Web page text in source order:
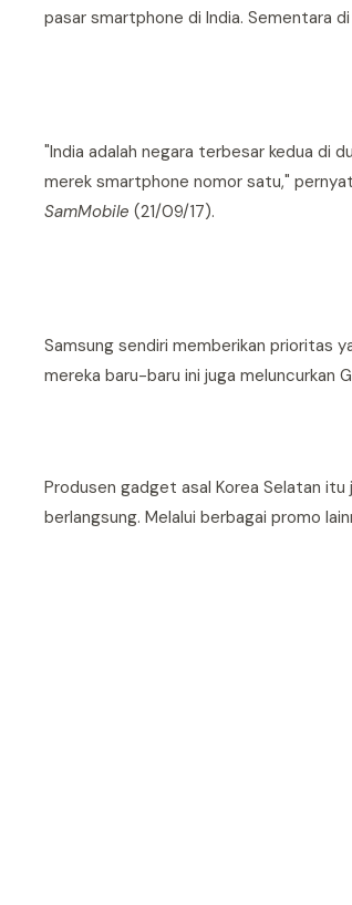
pasar smartphone di India. Sementara
"India adalah negara terbesar kedua di
merek smartphone nomor satu,"
SamMobile (21/09/17).
Samsung sendiri memberikan prioritas
mereka baru-baru ini juga meluncurkan
Produsen gadget asal Korea Selatan
berlangsung. Melalui berbagai promo